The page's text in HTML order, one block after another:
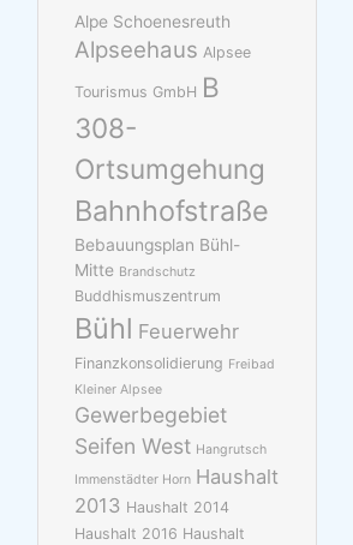
Alpe Schoenesreuth
Alpseehaus Alpsee
Tourismus GmbH B
308-
Ortsumgehung
Bahnhofstraße
Bebauungsplan Bühl-
Mitte Brandschutz
Buddhismuszentrum
Bühl Feuerwehr
Finanzkonsolidierung Freibad
Kleiner Alpsee
Gewerbegebiet
Seifen West Hangrutsch
Immenstädter Horn Haushalt
2013 Haushalt 2014
Haushalt 2016 Haushalt